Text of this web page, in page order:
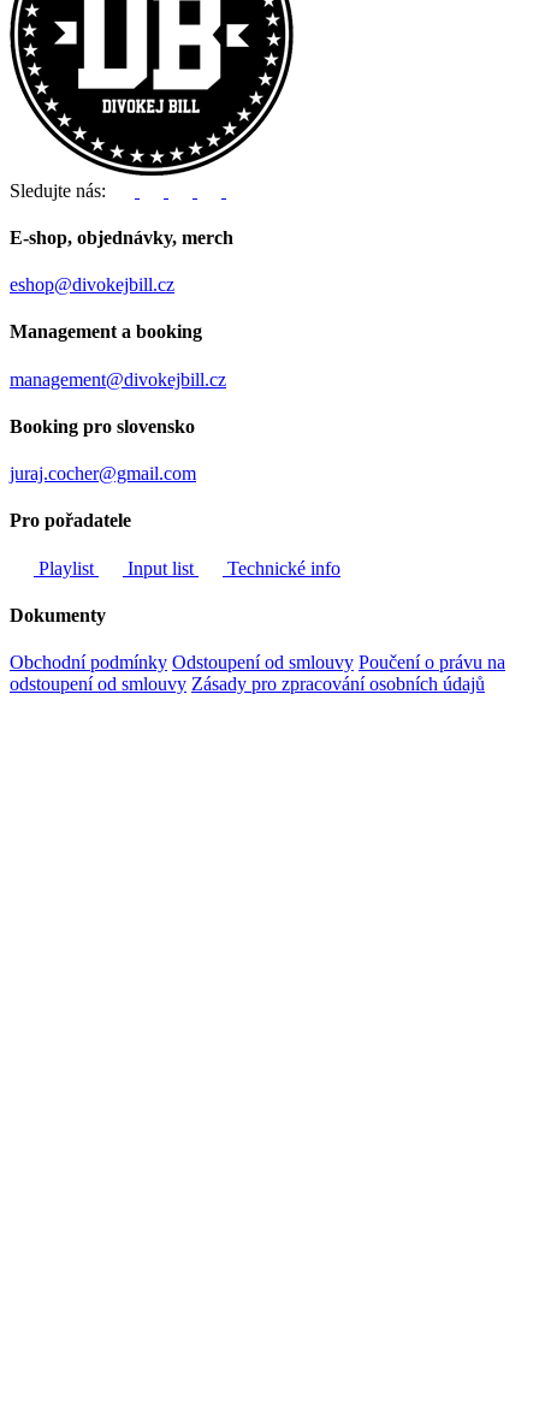
Sledujte nás:
E-shop, objednávky, merch
eshop@divokejbill.cz
Management a booking
management@divokejbill.cz
Booking pro slovensko
juraj.cocher@gmail.com
Pro pořadatele
Playlist Input list Technické info
Dokumenty
Obchodní podmínky Odstoupení od smlouvy Poučení o právu na
odstoupení od smlouvy Zásady pro zpracování osobních údajů